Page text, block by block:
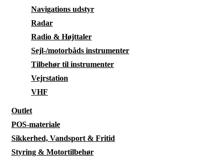
Navigations udstyr
Radar
Radio & Højttaler
Sejl-/motorbåds instrumenter
Tilbehør til instrumenter
Vejrstation
VHF
Outlet
POS-materiale
Sikkerhed, Vandsport & Fritid
Styring & Motortilbehør